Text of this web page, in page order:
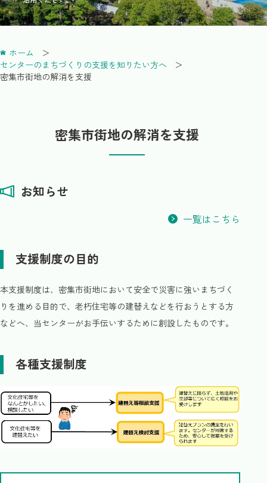
ホーム
センターのまちづくりの支援を知りたい方へ
密集市街地の解消を支援
密集市街地の解消を支援
お知らせ
一覧はこちら
支援制度の目的
本支援制度は、密集市街地において安全で災害に強いまちづく
りを進める目的で、老朽住宅等の建替えなどを行おうとする方
などへ、当センターがお手伝いするために創設したものです。
各種支援制度